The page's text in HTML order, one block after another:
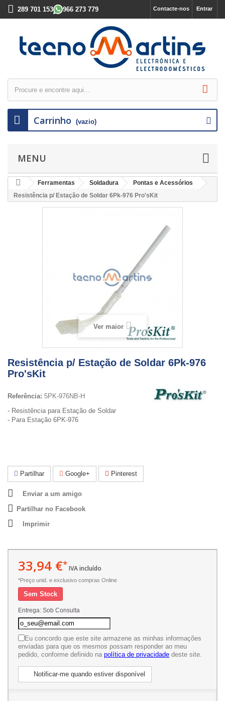
Entrar
Contacte-nos
289 701 153 966 273 779
Carrinho (vazio)
MENU
Ferramentas Soldadura
Pontas e Acessórios
Resistência p/ Estação de Soldar 6Pk-976 Pro'sKit
Ver maior
Resistência p/ Estação de Soldar 6Pk-976
Pro'sKit
Referência: 5PK-976NB-H
- Resistência para Estação de Soldar
- Para Estação 6PK-976
Partilhar Google+ Pinterest
Enviar a um amigo
Partilhar no Facebook
Imprimir
33,94 €*IVA incluído
*Preço unid. e exclusivo compras Online
Sem Stock
Entrega: Sob Consulta
Eu concordo que este site armazene as minhas informações
enviadas para que os mesmos possam responder ao meu
pedido, conforme definido na política de privacidade deste site.
Notificar-me quando estiver disponível